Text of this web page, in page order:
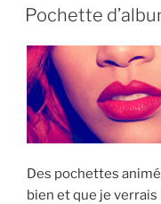
LE
Pochette
Des pochettes
bien et que je verrais